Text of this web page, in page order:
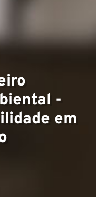
-
em